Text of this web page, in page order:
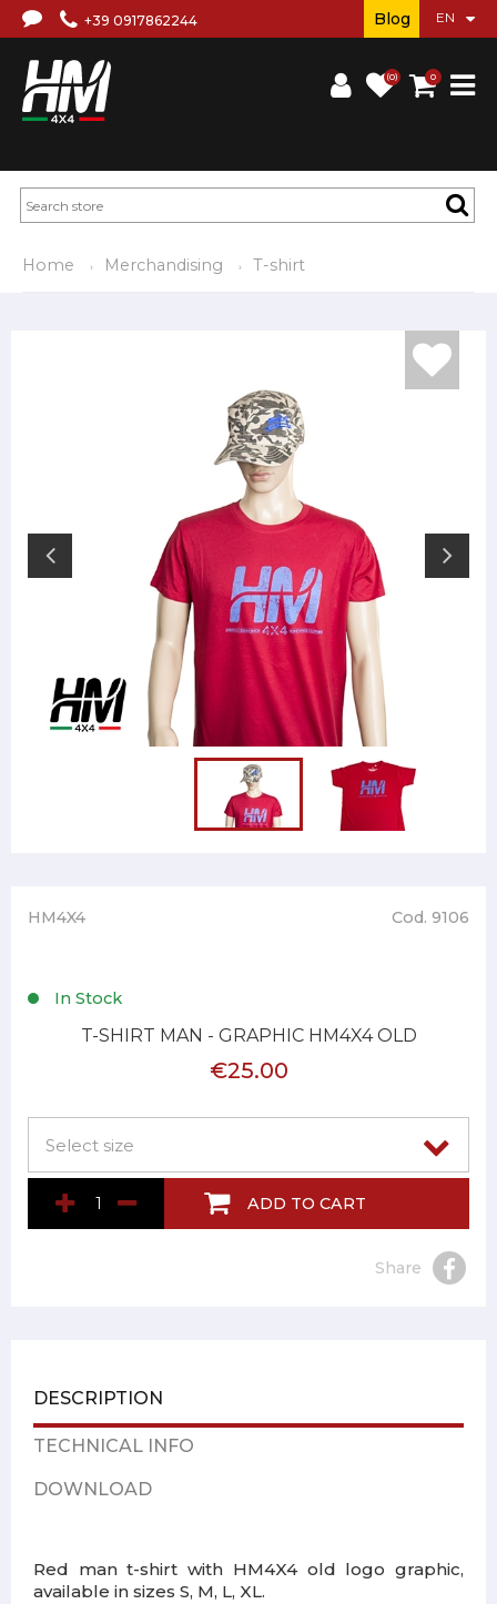
+39 0917862244
(0) 0
Blog
Home Merchandising T-shirt
HM4X4 Cod. 9106
In Stock
T-SHIRT MAN - GRAPHIC HM4X4 OLD
€25.00
ADD TO CART
Share
DESCRIPTION
TECHNICAL INFO
DOWNLOAD
Red man t-shirt with HM4X4 old logo graphic,
available in sizes S, M, L, XL.